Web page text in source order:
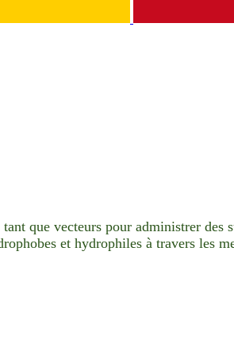
que vecteurs pour administrer des
et hydrophiles à travers les